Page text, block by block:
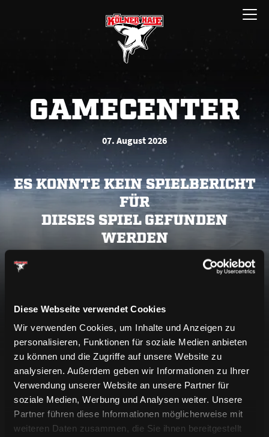
Diese Webseite verwendet Cookies
Wir verwenden Cookies, um Inhalte und Anzeigen zu
personalisieren, Funktionen für soziale Medien anbieten
zu können und die Zugriffe auf unsere Website zu
analysieren. Außerdem geben wir Informationen zu Ihrer
Verwendung unserer Website an unsere Partner für
soziale Medien, Werbung und Analysen weiter. Unsere
Partner führen diese Informationen möglicherweise mit
weiteren Daten zusammen, die Sie ihnen bereitgestellt
Menü
öffnen
GAMECENTER
07. August 2026
ES KONNTE KEIN SPIELBERICHT
FÜR
DIESES SPIEL GEFUNDEN
WERDEN
Bitte lade die Seite neu oder versuche es zu einem
LIVETICKER
EREIGNISSE
PREGAME QUIZ
SPIELBERICHT
MINIGAME